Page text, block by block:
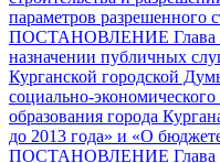
параметров разрешенного
ПОСТАНОВЛЕНИЕ Глава
назначении публичных
Курганской городской
социально-
образования города
до 2013 года» и «О
ПОСТАНОВЛЕНИЕ Глава